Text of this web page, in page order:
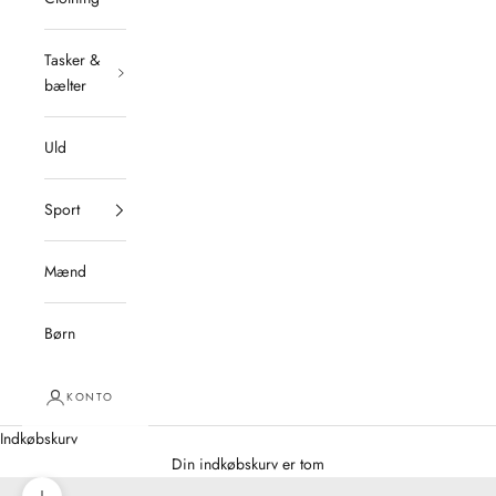
Tasker &
bælter
Uld
Sport
Mænd
Børn
KONTO
Indkøbskurv
Din indkøbskurv er tom